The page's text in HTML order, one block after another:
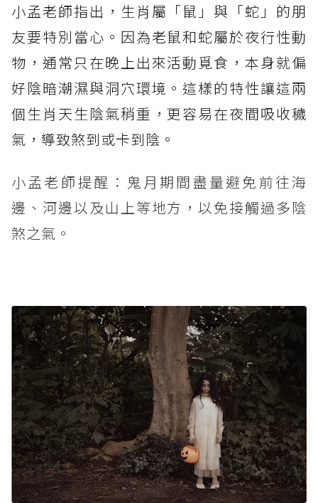
小孟老師指出，生肖屬「鼠」與「蛇」的朋
友要特別當心。因為老鼠和蛇屬於夜行性動
物，通常只在晚上出來活動覓食，本身就偏
好陰暗潮濕與洞穴環境。這樣的特性讓這兩
個生肖天生陰氣稍重，更容易在夜間吸收穢
氣，導致煞到或卡到陰。
小孟老師提醒：鬼月期間盡量避免前往海
邊、河邊以及山上等地方，以免接觸過多陰
煞之氣。